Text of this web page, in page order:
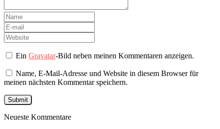
EinGravatar-Bild neben meinen Kommentaren anzeigen.
Name, E-Mail-Adresse und Website in diesem Browser für
meinen nächsten Kommentar speichern.
Neueste Kommentare